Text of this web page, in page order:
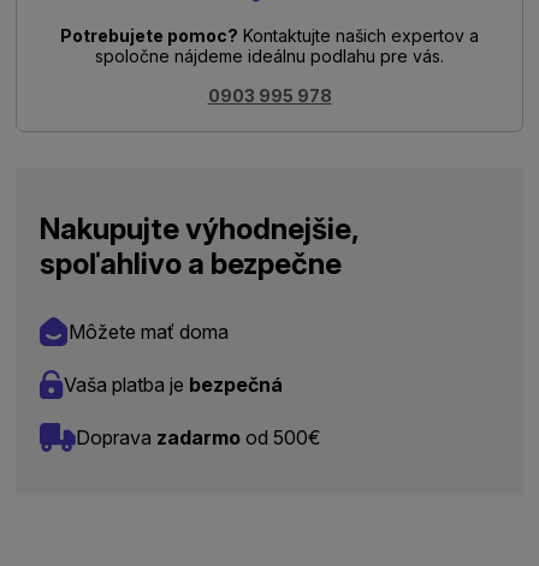
Potrebujete pomoc? Kontaktujte našich expertov a
spoločne nájdeme ideálnu podlahu pre vás.
0903 995 978
Nakupujte výhodnejšie,
spoľahlivo a bezpečne
Môžete mať doma
Vaša platba je bezpečná
Doprava zadarmo od 500€